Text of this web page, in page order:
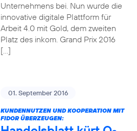
Unternehmens bei. Nun wurde die
innovative digitale Plattform für
Arbeit 4.0 mit Gold, dem zweiten
Platz des inkom. Grand Prix 2016
[…]
01. September 2016
KUNDENNUTZEN UND KOOPERATION MIT
FIDOR ÜBERZEUGEN: